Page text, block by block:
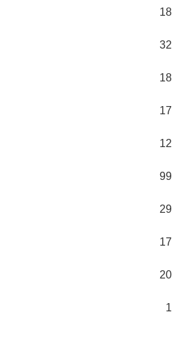
18
32
18
17
12
99
29
17
20
1